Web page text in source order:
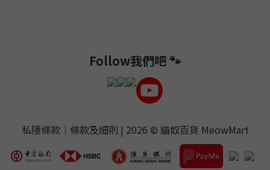
Follow我們吧 🐾
私隱條款｜ 條款及細則 | 2026 © 貓奴百貨 MeowMart